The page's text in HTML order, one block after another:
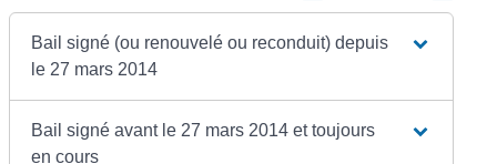
Bail signé (ou renouvelé ou reconduit) depuis
le 27 mars 2014
Bail signé avant le 27 mars 2014 et toujours
en cours